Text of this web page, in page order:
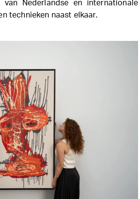
Nederlandse en internationale
technieken naast elkaar.